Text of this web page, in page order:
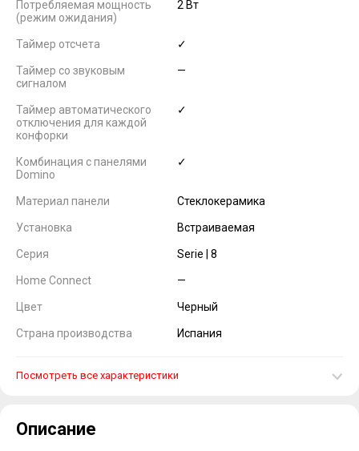
Потребляемая мощность
(режим ожидания)
2 Вт
Таймер отсчета ✓
Таймер со звуковым
сигналом
—
Таймер автоматического
отключения для каждой
конфорки
✓
Комбинация с панелями
Domino
✓
Материал панели Cтеклокерамика
Установка Встраиваемая
Серия Serie | 8
Home Connect —
Цвет Черный
Страна производства Испания
Посмотреть все характеристики
Описание